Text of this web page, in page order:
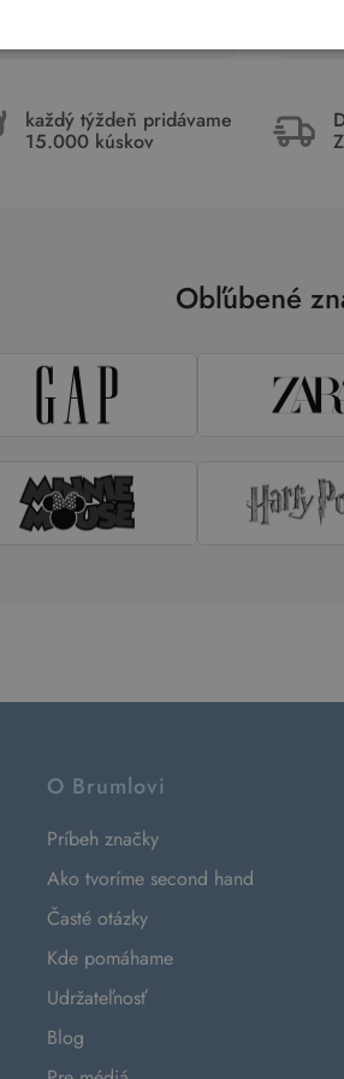
každý týždeň pridávame
15.000 kúskov
Obľúbené
O Brumlovi
Príbeh značky
Ako tvoríme second hand
Časté otázky
Kde pomáhame
Udržateľnosť
Blog